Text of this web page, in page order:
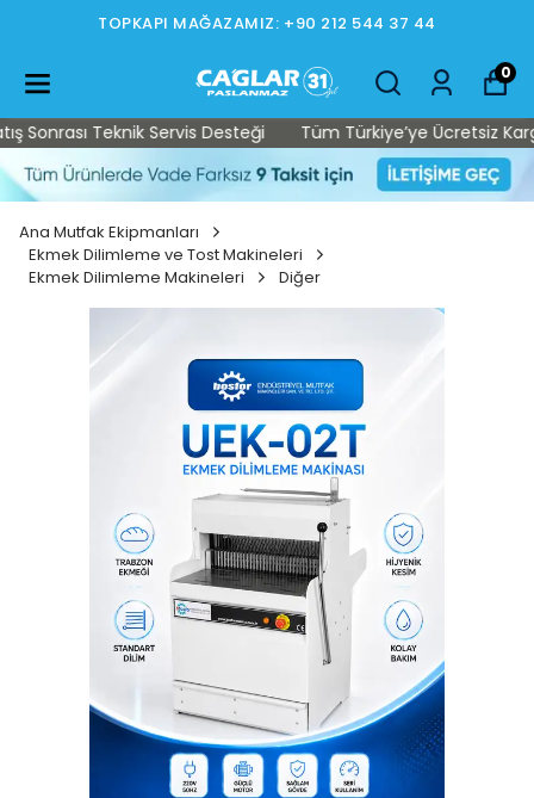
TOPKAPI MAĞAZAMIZ: +90 212 544 37 44
0
Teknik Servis Desteği Tüm Türkiye’ye Ücretsiz Kargo
Ana Mutfak Ekipmanları
Ekmek Dilimleme ve Tost Makineleri
Ekmek Dilimleme Makineleri
Diğer